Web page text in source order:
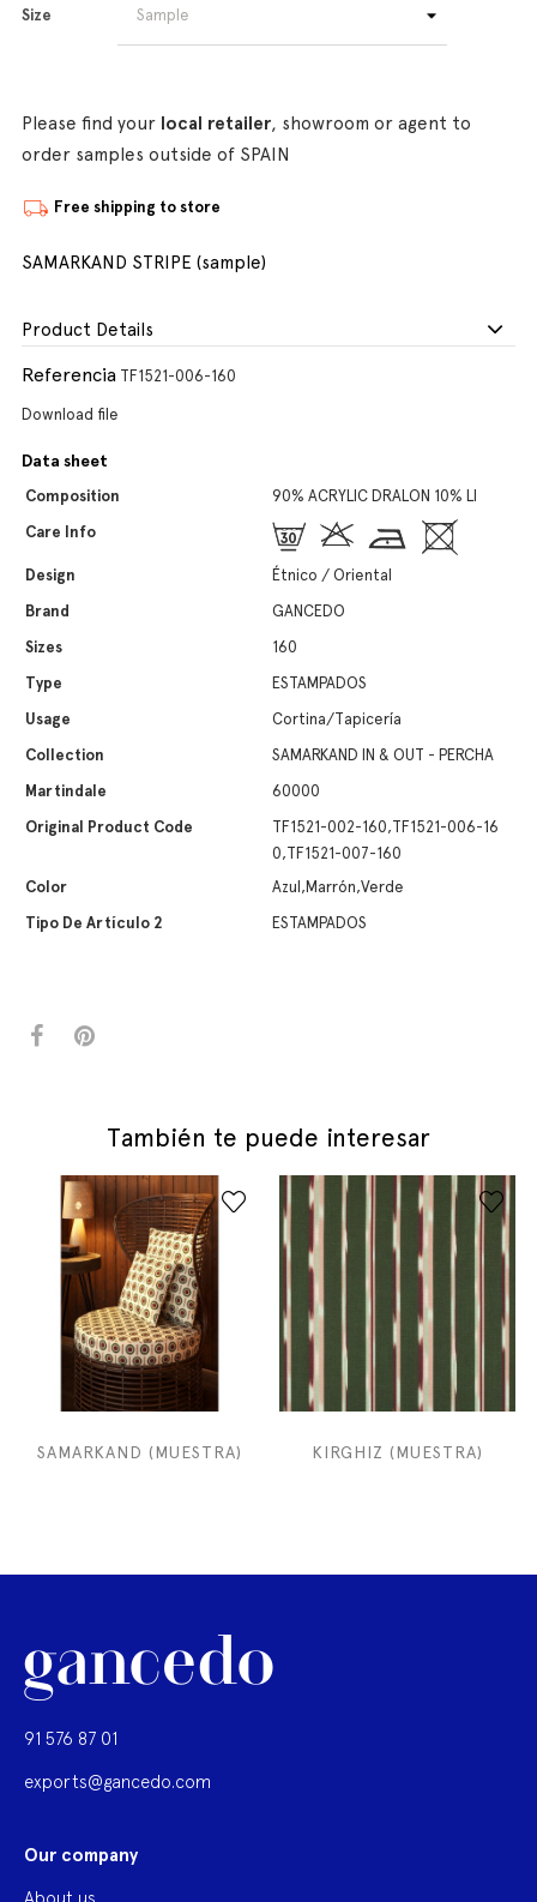
Size
Please find your local retailer, showroom or agent to
order samples outside of SPAIN
Free shipping to store
SAMARKAND STRIPE (sample)
Product Details
Referencia TF1521-006-160
Download file
Data sheet
Composition
90% ACRYLIC DRALON 10% LI
Care Info
Design
Étnico / Oriental
Brand
GANCEDO
Sizes
160
Type
ESTAMPADOS
Usage
Cortina/Tapicería
Collection
SAMARKAND IN & OUT - PERCHA
Martindale
60000
Original Product Code
TF1521-002-160,TF1521-006-16
0,TF1521-007-160
Color
Azul,Marrón,Verde
Tipo De Artículo 2
ESTAMPADOS
También te puede interesar
SAMARKAND (MUESTRA) KIRGHIZ (MUESTRA)
91 576 87 01
exports@gancedo.com
Our company
About us